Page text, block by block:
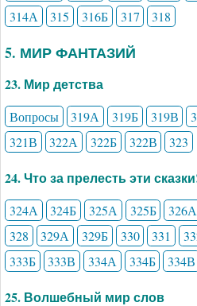
314А
315 316Б 317 318
5. МИР ФАНТАЗИЙ
23. Мир детства
Вопросы 319А 319Б 319В
321В
322А 322Б 322В 323
24. Что за прелесть эти
324А 324Б 325А 325Б 326А
328
329А 329Б 330 331
333Б
333В 334А 334Б 334В
25. Волшебный мир слов